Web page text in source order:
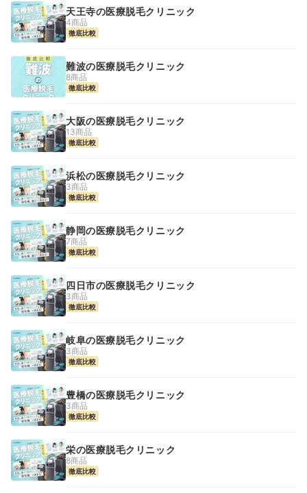
天王寺の医療脱毛クリニック
4商品
徹底比較
難波の医療脱毛クリニック
8商品
徹底比較
大阪の医療脱毛クリニック
13商品
徹底比較
浜松の医療脱毛クリニック
3商品
徹底比較
静岡の医療脱毛クリニック
7商品
徹底比較
四日市の医療脱毛クリニック
3商品
徹底比較
岐阜の医療脱毛クリニック
3商品
徹底比較
豊橋の医療脱毛クリニック
3商品
徹底比較
栄の医療脱毛クリニック
8商品
徹底比較